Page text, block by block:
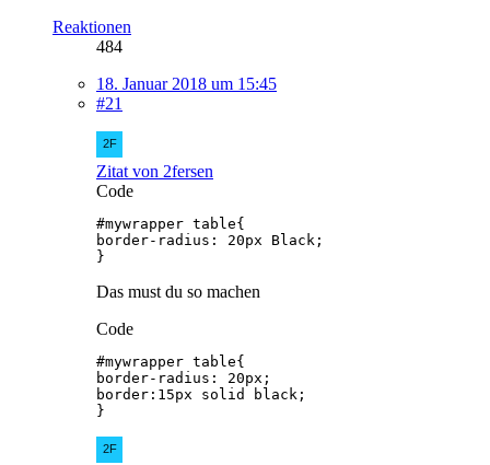
Reaktionen
484
18. Januar 2018 um 15:45
#21
Zitat von 2fersen
Code
}
Das must du so machen
Code
}